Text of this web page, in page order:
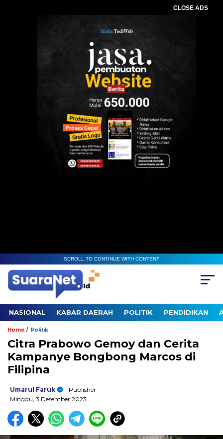
CLOSE ADS
SCROLL TO CONTINUE WITH CONTENT
NASIONAL KABAR DAERAH POLITIK PENDIDIKAN
Home / Politik
Citra Prabowo Gemoy dan Cerita
Kampanye Bongbong Marcos di
Filipina
Umarul Faruk
- Publisher
Minggu, 3 Desember 2023